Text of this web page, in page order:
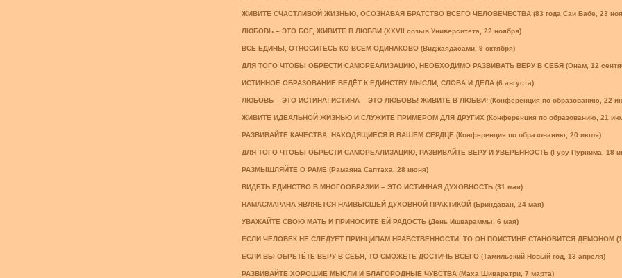
ЖИВИТЕ СЧАСТЛИВОЙ ЖИЗНЬЮ, ОСОЗНАВАЯ БРАТСТВО ВСЕГО ЧЕЛОВЕЧЕСТВА (83 года Саи Бабе, 23
ЛЮБОВЬ – ЭТО БОГ, ЖИВИТЕ В ЛЮБВИ (XXVII созыв Университета, 22 ноября)
ВСЕ ЕДИНЫ, ОТНОСИТЕСЬ КО ВСЕМ ОДИНАКОВО (Виджаядасами, 9 октября)
ДЛЯ ТОГО ЧТОБЫ ОБРЕСТИ САМОРЕАЛИЗАЦИЮ, НЕОБХОДИМО РАЗВИВАТЬ ВЕРУ В СЕБЯ (Онам, 12
ИСТИННОЕ ОБРАЗОВАНИЕ ВЕДЁТ К ЕДИНСТВУ МЫСЛИ, СЛОВА И ДЕЛА (6 августа)
ЛЮБОВЬ – ЭТО ИСТИНА! ИСТИНА – ЭТО ЛЮБОВЬ! ЖИВИТЕ В ЛЮБВИ! (Конференция по образованию, 22
ЖИВИТЕ ИДЕАЛЬНОЙ ЖИЗНЬЮ И СЛУЖИТЕ ПРИМЕРОМ ДЛЯ ДРУГИХ (Конференция по образованию, 21
РАЗВИВАЙТЕ КАЧЕСТВА, НАХОДЯЩИЕСЯ В ВАШЕМ СЕРДЦЕ (Конференция по образованию, 20 июля)
ДЛЯ ТОГО ЧТОБЫ ОБРЕСТИ САМОРЕАЛИЗАЦИЮ, РАЗВИВАЙТЕ ВЕРУ И УВЕРЕННОСТЬ (Гуру Пурнима, 18
РАЗМЫШЛЯЙТЕ О РАМЕ (Рамаяна Саптаха, 28 июня)
ВИДЕТЬ ЕДИНСТВО В МНОГООБРАЗИИ – ЭТО ИСТИННАЯ ДУХОВНОСТЬ (31 мая)
НАМАСМАРАНА ЯВЛЯЕТСЯ НАИВЫСШЕЙ ДУХОВНОЙ ПРАКТИКОЙ (Бриндаван, 24 мая)
УВАЖАЙТЕ СВОЮ МАТЬ И ПРИНОСИТЕ ЕЙ РАДОСТЬ (День Ишвараммы, 6 мая)
ЕСЛИ ЧЕЛОВЕК НЕ СЛЕДУЕТ ПРИНЦИПАМ НРАВСТВЕННОСТИ, ТО ОН ПОИСТИНЕ СТАНОВИТСЯ ДЕМОНОМ (1
ЕСЛИ ВЫ ОБРЕТЁТЕ ВЕРУ В СЕБЯ, ТО СМОЖЕТЕ ДОСТИЧЬ ВСЕГО (Тамильский Новый год, 13 апреля)
РАЗВИВАЙТЕ ХОРОШИЕ МЫСЛИ И БЛАГОРОДНЫЕ ЧУВСТВА (Маха Шиваратри, 7 марта)